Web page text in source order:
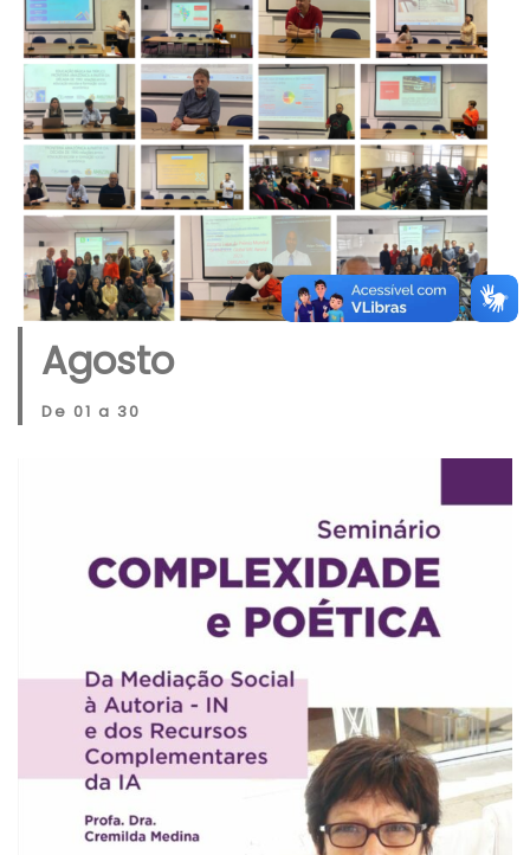
Agosto
De 01 a 30